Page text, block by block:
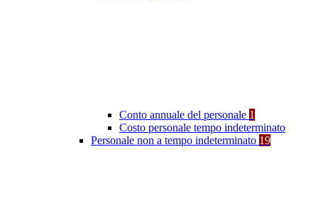
Conto annuale del personale 1
Costo personale tempo indeterminato
Personale non a tempo indeterminato 19